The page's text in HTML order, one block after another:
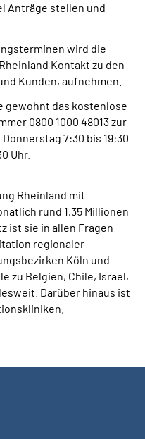
Anträge stellen und
wird die
Kontakt zu den
Kunden, aufnehmen.
gewohnt das kostenlose
0800 1000 48013 zur
7:30 bis 19:30
Uhr.
Rheinland mit
rund 1,35 Millionen
ist sie in allen Fragen
regionaler
Köln und
zu Belgien, Chile, Israel,
Darüber hinaus ist